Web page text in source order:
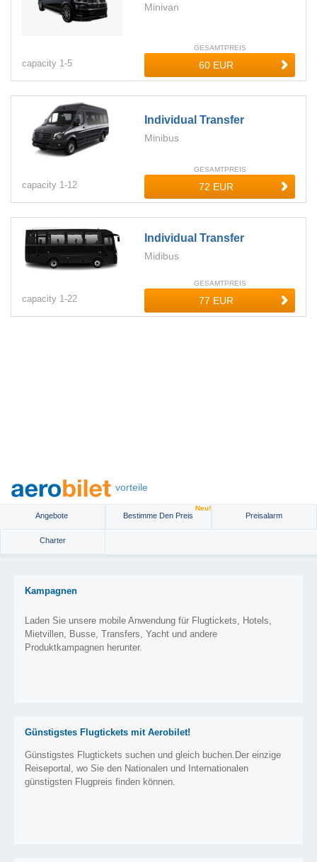
Minivan
capacity 1-5
GESAMTPREIS
Individual Transfer
Minibus
capacity 1-12
GESAMTPREIS
Individual Transfer
Midibus
capacity 1-22
GESAMTPREIS
vorteile
Angebote Bestimme Den Preis
Neu!
Preisalarm
Charter
Kampagnen
Laden Sie unsere mobile Anwendung für Flugtickets, Hotels,
Mietvillen, Busse, Transfers, Yacht und andere
Produktkampagnen herunter.
Günstigstes Flugtickets mit Aerobilet!
Günstigstes Flugtickets suchen und gleich buchen.Der einzige
Reiseportal, wo Sie den Nationalen und Internationalen
günstigsten Flugpreis finden können.